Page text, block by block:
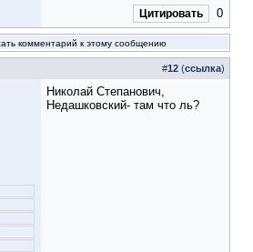
Цитировать 0
комментарий к этому сообщению
#12 (ссылка)
Николай Степанович,
Недашковский- там что ль?